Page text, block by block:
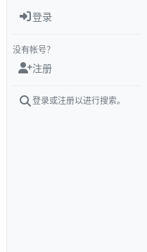
登录
没有帐号？
注册
登录或注册以进行搜索。